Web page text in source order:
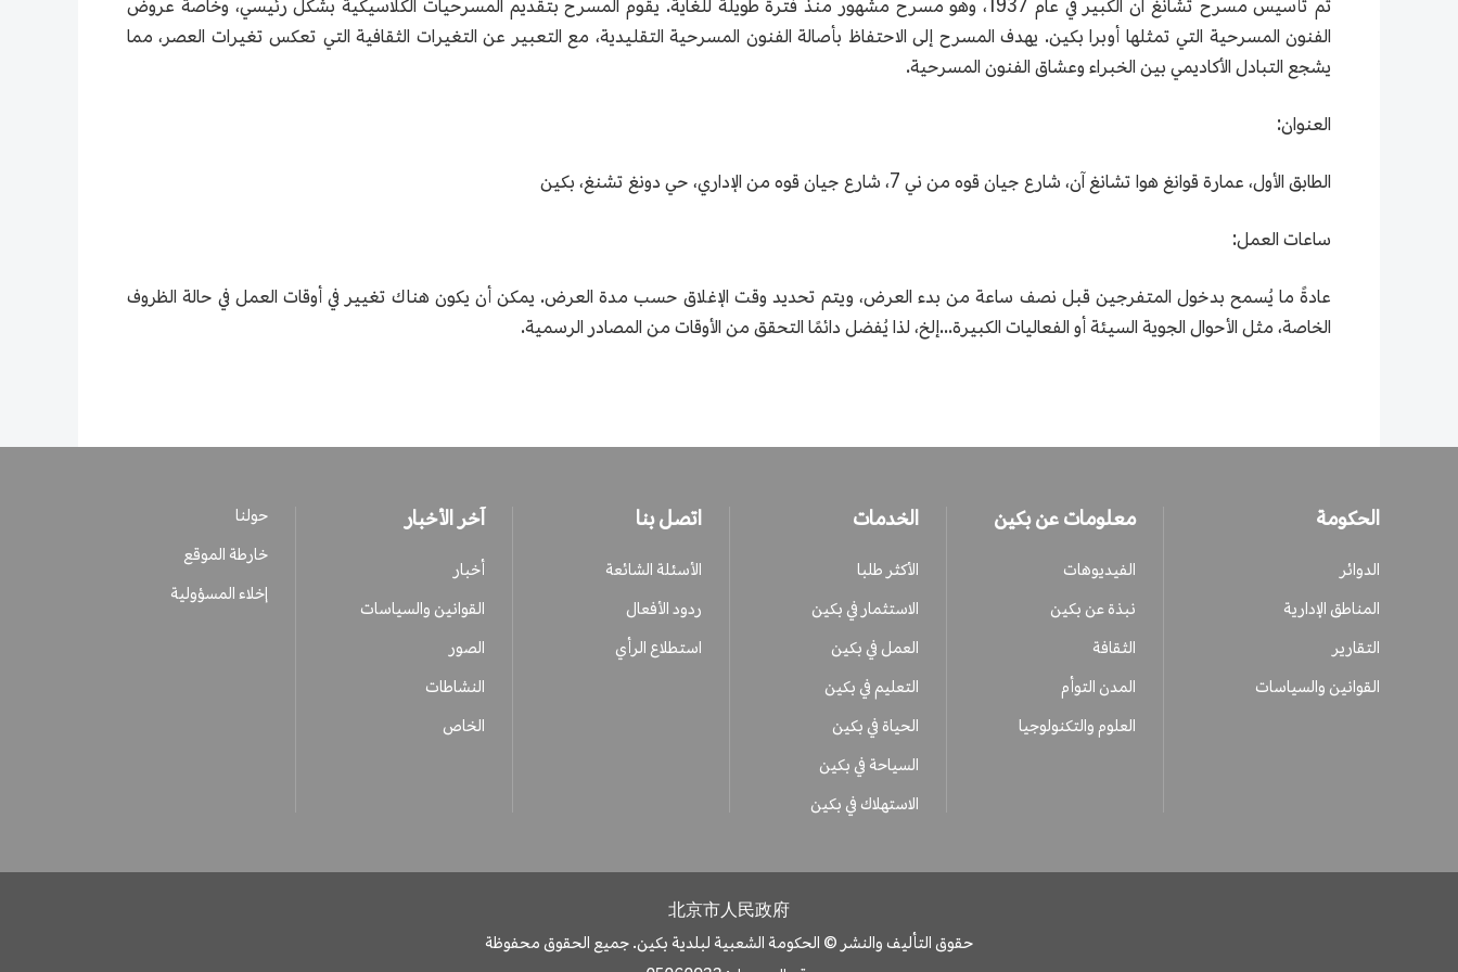
تم تأسيس مسرح تشانغ آن الكبير في عام 1937، وهو مسرح مشهور منذ فترة طويلة للغاية. يقوم المسرح بتقديم المسرحيات الكلاسيكية بشكل رئيسي، وخاصة عروض
الفنون المسرحية التي تمثلها أوبرا بكين. يهدف المسرح إلى الاحتفاظ بأصالة الفنون المسرحية التقليدية، مع التعبير عن التغيرات الثقافية التي تعكس تغيرات العصر، مما
يشجع التبادل الأكاديمي بين الخبراء وعشاق الفنون المسرحية.
العنوان:
الطابق الأول، عمارة قوانغ هوا تشانغ آن، شارع جيان قوه من ني 7، شارع جيان قوه من الإداري، حي دونغ تشنغ، بكين
ساعات العمل:
عادةً ما يُسمح بدخول المتفرجين قبل نصف ساعة من بدء العرض، ويتم تحديد وقت الإغلاق حسب مدة العرض. يمكن أن يكون هناك تغيير في أوقات العمل في حالة الظروف
الخاصة، مثل الأحوال الجوية السيئة أو الفعاليات الكبيرة...إلخ، لذا يُفضل دائمًا التحقق من الأوقات من المصادر الرسمية.
الحكومة
الدوائر
المناطق الإدارية
التقارير
القوانين والسياسات
معلومات عن بكين
الفيديوهات
نبذة عن بكين
الثقافة
المدن التوأم
العلوم والتكنولوجيا
الخدمات
الأكثر طلبا
الاستثمار في بكين
العمل في بكين
التعليم في بكين
الحياة في بكين
السياحة في بكين
الاستهلاك في بكين
اتصل بنا
الأسئلة الشائعة
ردود الأفعال
استطلاع الرأي
آخر الأخبار
أخبار
القوانين والسياسات
الصور
النشاطات
الخاص
حولنا
خارطة الموقع
إخلاء المسؤولية
北京市人民政府
حقوق التأليف والنشر © الحكومة الشعبية لبلدية بكين. جميع الحقوق محفوظة